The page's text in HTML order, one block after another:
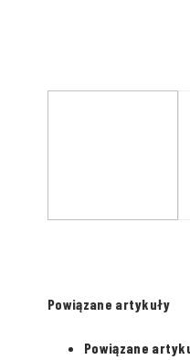
Powiązane artykuły
Powiązane